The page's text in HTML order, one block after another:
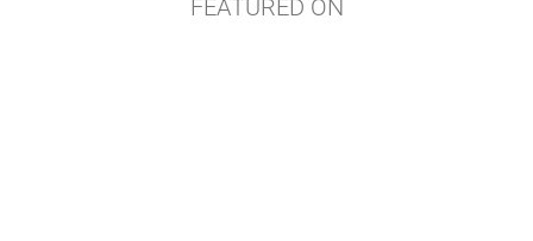
FEATURED ON